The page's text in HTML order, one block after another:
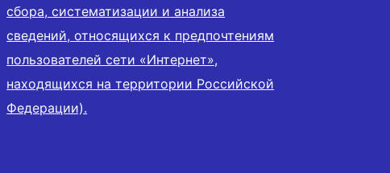
сбора, систематизации и анализа
сведений, относящихся к предпочтениям
пользователей сети «Интернет»,
находящихся на территории Российской
Федерации).